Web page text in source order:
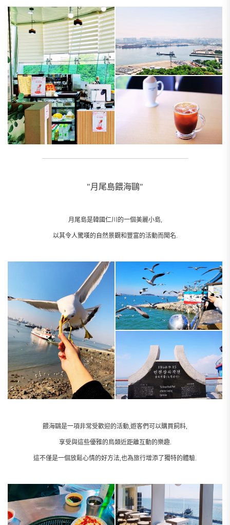
"月尾島餵海鷗"
月尾島是韓國仁川的一個美麗小島,
以其令人驚嘆的自然景觀和豐富的活動而聞名.
餵海鷗是一項非常受歡迎的活動,遊客們可以購買飼料,
享受與這些優雅的鳥類近距離互動的樂趣.
這不僅是一個放鬆心情的好方法,也為旅行增添了獨特的體驗.